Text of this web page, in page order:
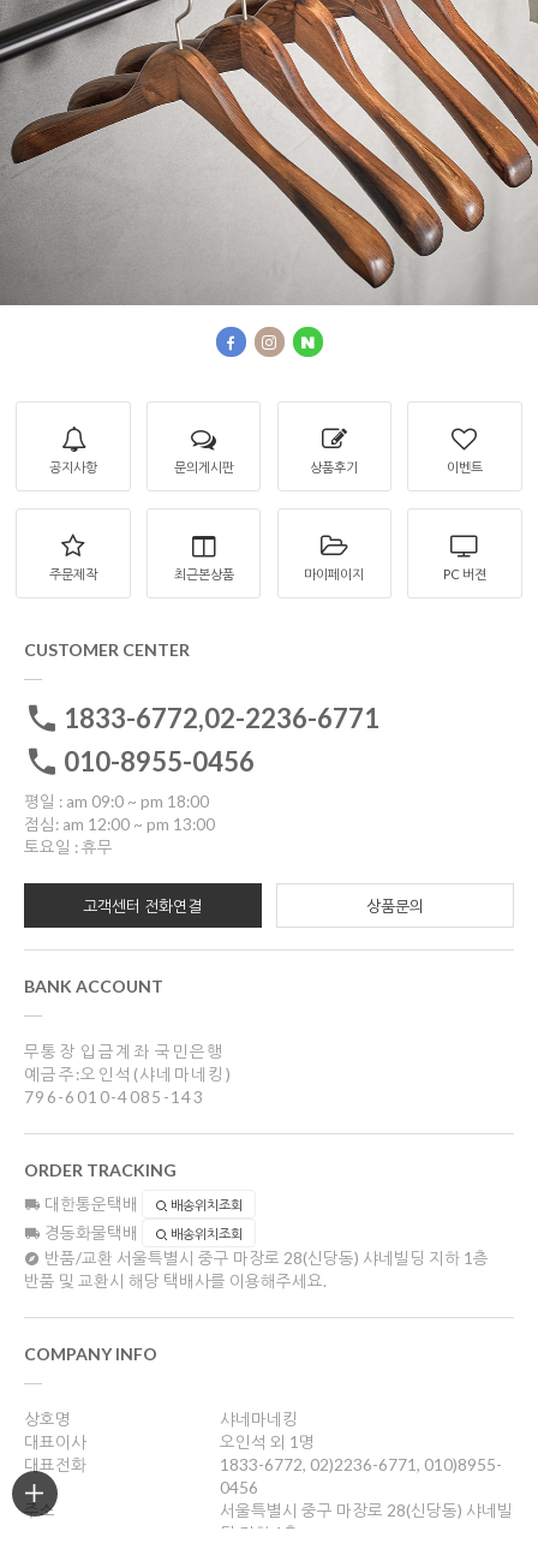
공지사항 문의게시판 상품후기 이벤트
주문제작 최근본상품 마이페이지 PC 버젼
CUSTOMER CENTER
1833-6772,02-2236-6771
010-8955-0456
평일 : am 09:0 ~ pm 18:00
점심: am 12:00 ~ pm 13:00
토요일 : 휴무
고객센터 전화연결 상품문의
BANK ACCOUNT
무통장 입금계좌 국민은행
예금주:오인석(샤네마네킹)
796-6010-4085-143
ORDER TRACKING
대한통운택배 배송위치조회
경동화물택배 배송위치조회
반품/교환 서울특별시 중구 마장로 28(신당동) 샤네빌딩 지하 1층
반품 및 교환시 해당 택배사를 이용해주세요.
COMPANY INFO
상호명
샤네마네킹
대표이사
오인석 외 1명
대표전화
1833-6772, 02)2236-6771, 010)8955-
0456
주소
서울특별시 중구 마장로 28(신당동) 샤네빌
딩 지하 1층